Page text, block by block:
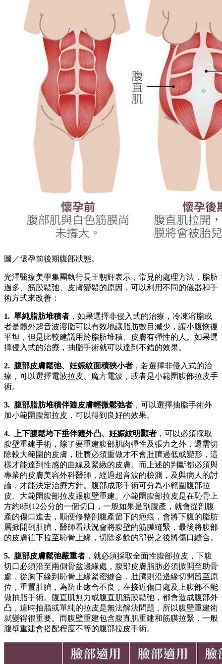
圖／懷孕前後期腹部狀態。
光澤醫療美學集團執行長王朝輝表示，常見的處理方法，脂肪
過多、筋膜鬆弛、皮膚變鬆的原因，可以利用不同的儀器和手
術方式來改善：
1. 單純脂肪堆積者 ，如果選擇非侵入式的治療，冷凍溶脂或
者是體外超音波溶脂可以有效地讓脂肪數目減少，讓小腹恢復
平坦，但是比較建議用於脂肪堆積、皮膚有彈性的人。如果選
擇侵入式的治療，抽脂手術就可以達到不錯的效果。
2. 腹部皮膚鬆弛、妊娠紋面積狹小者 ，若選擇非侵入式的治
療，可以選擇電波拉皮、魔方電波，或者是小範圍腹部拉皮手
術。
3. 腹部脂肪堆積伴隨皮膚輕微鬆弛者 ，可以選擇抽脂手術外
加小範圍腹部拉皮，可以得到良好的效果。
4. 上下腹鬆垮下垂伴隨外凸、妊娠紋明顯者 ，可以必須採取
腹壁重建手術，除了要重建腹部肌肉彈性及張力之外，還需切
除較大範圍的皮膚，肚臍必須重做才不會肚臍過低或變形，這
樣才能達到性感的曲線及緊緻的皮膚。而上述的判斷都必須與
專業的皮膚美容外科醫師，經過超音波的檢測，及與病人的討
論，才能決定治療方針。腹部成形手術可分為小範圍腹部拉
皮、大範圍腹部拉皮跟腹壁重建。小範圍腹部拉皮是在恥骨上
方約8到12公分的一個切口，一般如果是剖腹產，就會從剖腹
產的傷口進去，順便修整剖腹產留下的疤痕，會將下腹的脂肪
層掀開到肚臍，醫師看狀況會將腹壁的筋膜縫緊，最後將腹部
的皮膚往下拉至恥骨上緣，切除多餘的部份之後將傷口縫合。
5. 腹部皮膚鬆弛嚴重者 ，就必須採取全面性腹部拉皮，下腹
切口必須沿至兩側骨盆邊緣處，腹部皮膚脂肪必須掀開至助骨
處，從胸下緣到恥骨上緣緊密縫合，肚臍則沿邊緣切開留至原
位，重置肚臍，為防止癒合不良，在接近傷口處及上腹部不能
做抽脂手術。腹直肌無力或腹直肌筋膜鬆弛，都會造成腹部外
凸，這時抽脂或單純的拉皮是無法解決問題，所以腹壁重建術
就變得很重要。而腹壁重建包含腹直肌重建和筋膜拉緊，一般
腹壁重建會搭配程度不等的腹部拉皮手術。